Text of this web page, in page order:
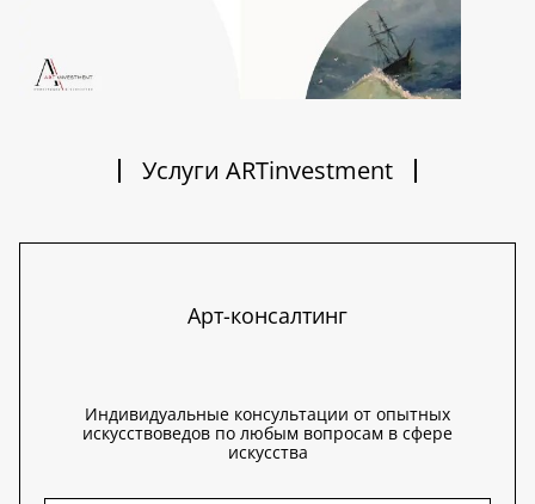
Услуги ARTinvestment
Арт-консалтинг
Индивидуальные консультации от опытных
искусствоведов по любым вопросам в сфере
искусства